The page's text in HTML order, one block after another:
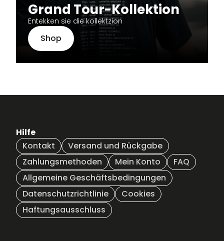
Grand Tour-Kollektion
Entekken sie die kollektzion
Shop
Hilfe
Kontakt
Versand und Rückgabe
Zahlungsmethoden
Mein Konto
FAQ
Allgemeine Geschäftsbedingungen
Datenschutzrichtlinie
Cookies
Haftungsausschluss